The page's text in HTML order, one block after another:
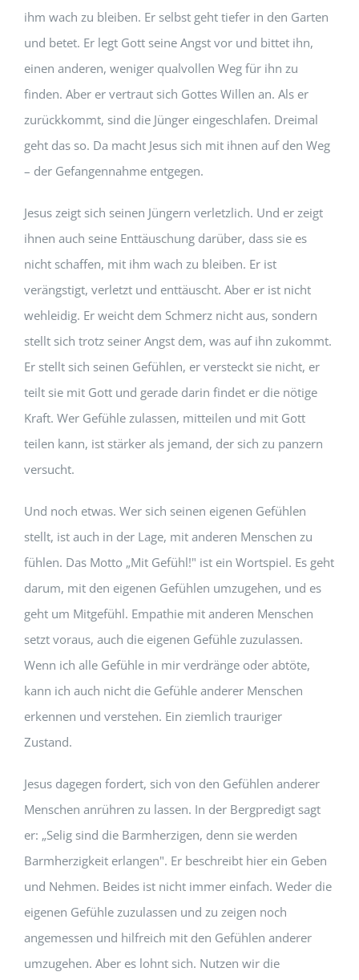
ihm wach zu bleiben. Er selbst geht tiefer in den Garten
und betet. Er legt Gott seine Angst vor und bittet ihn,
einen anderen, weniger qualvollen Weg für ihn zu
finden. Aber er vertraut sich Gottes Willen an. Als er
zurückkommt, sind die Jünger eingeschlafen. Dreimal
geht das so. Da macht Jesus sich mit ihnen auf den Weg
– der Gefangennahme entgegen.
Jesus zeigt sich seinen Jüngern verletzlich. Und er zeigt
ihnen auch seine Enttäuschung darüber, dass sie es
nicht schaffen, mit ihm wach zu bleiben. Er ist
verängstigt, verletzt und enttäuscht. Aber er ist nicht
wehleidig. Er weicht dem Schmerz nicht aus, sondern
stellt sich trotz seiner Angst dem, was auf ihn zukommt.
Er stellt sich seinen Gefühlen, er versteckt sie nicht, er
teilt sie mit Gott und gerade darin findet er die nötige
Kraft. Wer Gefühle zulassen, mitteilen und mit Gott
teilen kann, ist stärker als jemand, der sich zu panzern
versucht.
Und noch etwas. Wer sich seinen eigenen Gefühlen
stellt, ist auch in der Lage, mit anderen Menschen zu
fühlen. Das Motto „Mit Gefühl!" ist ein Wortspiel. Es geht
darum, mit den eigenen Gefühlen umzugehen, und es
geht um Mitgefühl. Empathie mit anderen Menschen
setzt voraus, auch die eigenen Gefühle zuzulassen.
Wenn ich alle Gefühle in mir verdränge oder abtöte,
kann ich auch nicht die Gefühle anderer Menschen
erkennen und verstehen. Ein ziemlich trauriger
Zustand.
Jesus dagegen fordert, sich von den Gefühlen anderer
Menschen anrühren zu lassen. In der Bergpredigt sagt
er: „Selig sind die Barmherzigen, denn sie werden
Barmherzigkeit erlangen". Er beschreibt hier ein Geben
und Nehmen. Beides ist nicht immer einfach. Weder die
eigenen Gefühle zuzulassen und zu zeigen noch
angemessen und hilfreich mit den Gefühlen anderer
umzugehen. Aber es lohnt sich. Nutzen wir die